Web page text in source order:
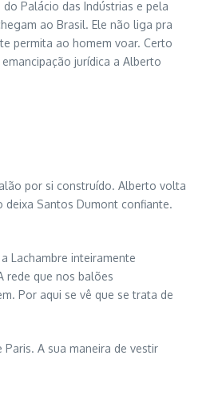
Palácio das Indústrias e pela
ao Brasil. Ele não liga pra
permita ao homem voar. Certo
jurídica a Alberto
por si construído. Alberto volta
deixa Santos Dumont confiante.
Lachambre inteiramente
rede que nos balões
Por aqui se vê que se trata de
A sua maneira de vestir